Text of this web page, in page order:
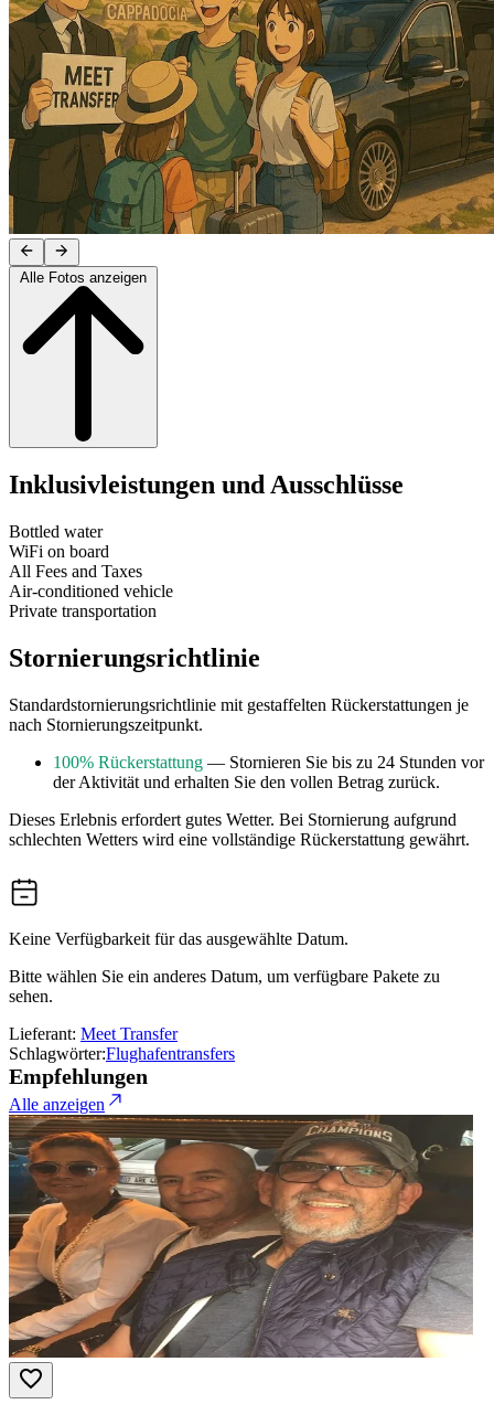
Inklusivleistungen und Ausschlüsse
Bottled water
WiFi on board
All Fees and Taxes
Air-conditioned vehicle
Private transportation
Stornierungsrichtlinie
Standardstornierungsrichtlinie mit gestaffelten Rückerstattungen je
nach Stornierungszeitpunkt.
100% Rückerstattung — Stornieren Sie bis zu 24 Stunden vor
der Aktivität und erhalten Sie den vollen Betrag zurück.
Dieses Erlebnis erfordert gutes Wetter. Bei Stornierung aufgrund
schlechten Wetters wird eine vollständige Rückerstattung gewährt.
Keine Verfügbarkeit für das ausgewählte Datum.
Bitte wählen Sie ein anderes Datum, um verfügbare Pakete zu
sehen.
Lieferant: Meet Transfer
Schlagwörter:Flughafentransfers
Empfehlungen
Alle anzeigen